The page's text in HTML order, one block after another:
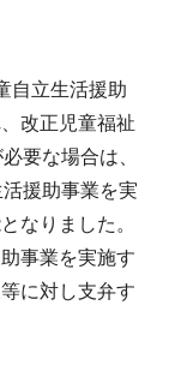
自立生活援助
改正児童福祉
要な場合は、
援助事業を実
なりました。
事業を実施す
に対し支弁す